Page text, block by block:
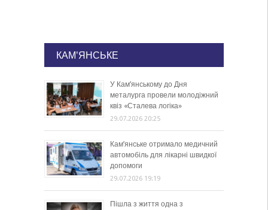
КАМ'ЯНСЬКЕ
У Кам’янському до Дня
металурга провели молодіжний
квіз «Сталева логіка»
29.07.2026 20:25
Кам’янське отримало медичний
автомобіль для лікарні швидкої
допомоги
29.07.2026 19:19
Пішла з життя одна з